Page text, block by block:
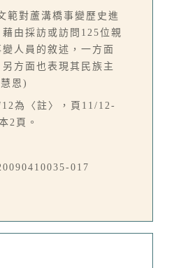
範對蘆溝橋事變歷史進
由採訪或訪問125位親
人員的敘述，一方面
方面也表現其民族主
恩)
12為〈註〉，頁11/12-
2頁。
017